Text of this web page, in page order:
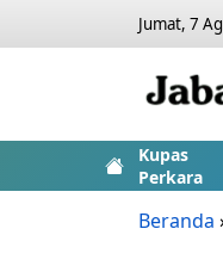
Jumat, 7
Kupas
Perkara
Beranda